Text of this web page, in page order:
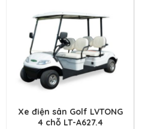
Xe điện sân Golf LVTONG
4 chỗ LT-A627.4